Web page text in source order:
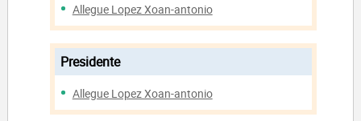
Allegue Lopez Xoan-antonio
Presidente
Allegue Lopez Xoan-antonio